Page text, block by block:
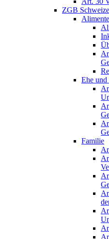
ZGB
Ehe und
Familie